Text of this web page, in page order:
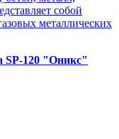
собой
металлических
SP-120 "Оникс"